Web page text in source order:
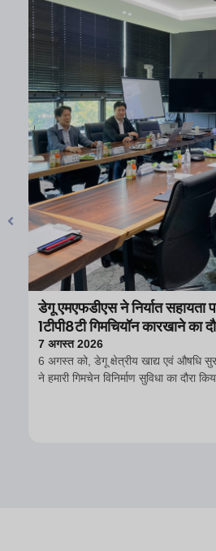
डेगू एमएफडीएस ने निर्यात सहायता
1टीपी8टी गिमचियॉन कारखाने का
7 अगस्त 2026
6 अगस्त को, डेगू क्षेत्रीय खाद्य एवं औषधि
ने हमारी गिमचेन विनिर्माण सुविधा का दौरा